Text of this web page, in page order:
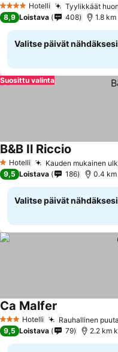
4 Tähtiluokitus
Hotelli Tyylikkäät
8,9 Loistava 408 1.8
Valitse päivät
Suosittu valinta
1 Tähtiluokitus
Hotelli Kauden mukainen
B&B Il Riccio
9,5 Loistava 186 0.4 km
Valitse päivät
3 Tähtiluokitus
Hotelli Rauhallinen
Ca Malfer
9,5 Loistava 79 2.2 km